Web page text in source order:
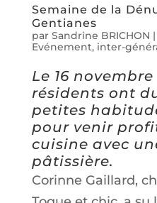
Semaine de la
Gentianes
par Sandrine BRICHON |
Evénement, inter-
Le 16
résidents ont
petites
pour venir
cuisine avec
pâtissière.
Corinne Gaillard,